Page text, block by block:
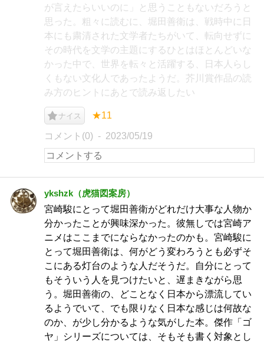
が言えたらいいのに」と思うこともないだろうと
思った。粗々に読むに、堀田善衛は、戦時中に日
本にも粛清された文学者たちがいて、転向せずに
その時代を文学の主題にするひとはほとんどいな
かった中で、世界を転々と活躍する、日本人らし
くもない文化人であったようだ。芥川賞作品の読
み方のヒントにあとで読み返したい
ナイス ★11
コメント(0) 2023/05/19
ykshzk（虎猫図案房）
宮崎駿にとって堀田善衛がどれだけ大事な人物か
分かったことが興味深かった。彼無しでは宮崎ア
ニメはここまでにならなかったのかも。宮崎駿に
とって堀田善衛は、何がどう変わろうとも必ずそ
こにある灯台のような人だそうだ。自分にとって
もそういう人を見つけたいと、遅まきながら思
う。堀田善衛の、どことなく日本から漂流してい
るようでいて、でも限りなく日本な感じは何故な
のか、が少し分かるような気がした本。傑作「ゴ
ヤ」シリーズについては、そもそも書く対象とし